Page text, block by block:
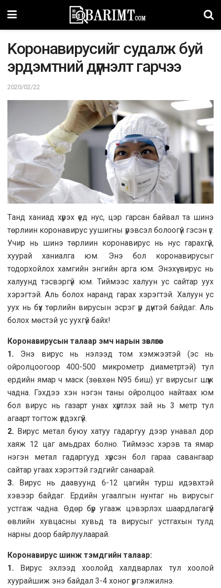
Kopoнaвирyсийг судалж буй
эрдэмтний дүгнэлт гapчээ
2020/02/22
Tанд xаниад xүрэх үед нyc, цэр гарсан байвал та шинэ
төрлиин коронавирус уушигны үрэвсэл болоогүй гэсэн үг.
Учир нь шинэ төрлиин коронавирус нь нус гарахгүй,
хуурай ханиалга юм. Энэ бол коронавирусыг
тодорхойлох хамгийн энгийн арга юм. Энэхүү вирус нь
халуунд тэсвэргүй юм. Тиймээс халуун ус сайтар уух
хэрэгтэй. Аль болох наранд гарах хэрэгтэй. Халуун ус
уух нь бүх төрлийн вирусын эсрэг үр дүнтэй байдаг. Аль
болох мөстэй ус уухгүй байх!
Коронавирусын талаар эмч нарын зөвлөгөө:
1. Энэ вирус нь нэлээд том хэмжээтэй (эс нь
ойролцоогоор 400-500 микрометр диаметртэй) тул
ердийн ямар ч маск (зөвхөн N95 биш) уг вирусыг шүүж
чадна. Гэхдээ хэн нэгэн таны ойролцоо найтаах юм
бол вирус нь газарт унах хүртлэх зай нь 3 метр тул
агаарт тогтож үлдэхгүй.
2. Вирус метал буюу хатуу гадаргуу дээр унавал дор
хаяж 12 цаг амьдрах болно. Тиймээс хэрэв та ямар
нэгэн метал гадаргууд хүрсэн бол гараа савангаар
сайтар угаах хэрэгтэй гэдгийг санаарай.
3. Вирус нь даавуунд 6-12 цагийн турш идэвхтэй
хэвээр байдаг. Ердийн угаалгын нунтаг нь вирусыг
устгаж чадна. Өдөр бүр угааж цэвэрлэх шаардлагагүй
өвлийн хувцасны хувьд та вирусыг устгахын тулд
нарны доор байрлуулаарай.
Коронавирус шинж тэмдгийн талаар:
1. Вирус эхлээд хоолойд халдварлах тул хоолой
хуурайшиж энэ байдал 3-4 хоног үргэлжилнэ.